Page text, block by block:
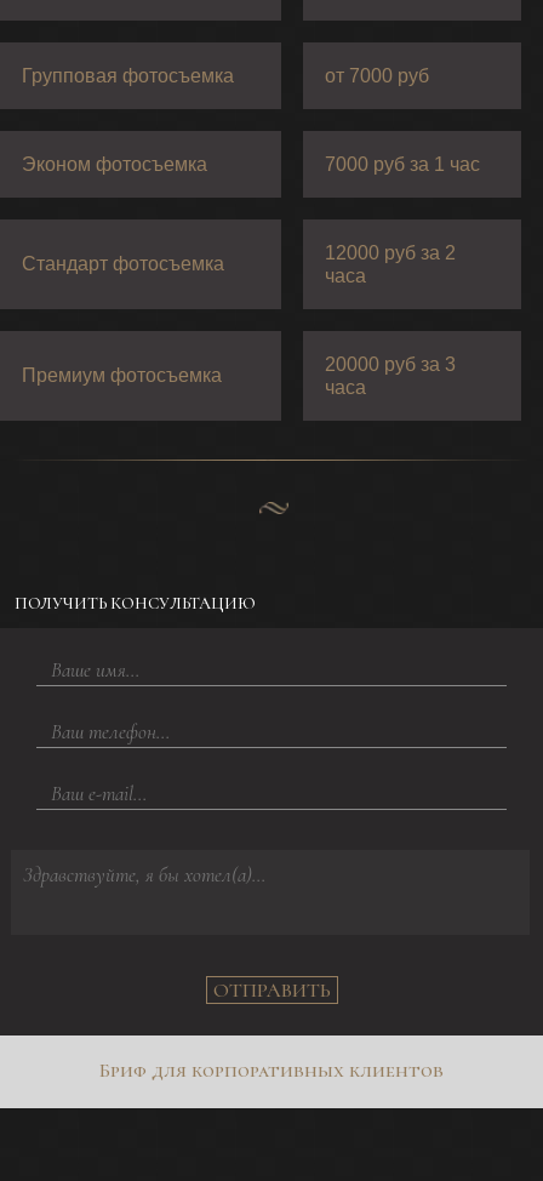
Групповая фотосъемка от 7000 руб
Эконом фотосъемка 7000 руб за 1 час
Стандарт фотосъемка
12000 руб за 2
часа
Премиум фотосъемка
20000 руб за 3
часа
ПОЛУЧИТЬ КОНСУЛЬТАЦИЮ
ОТПРАВИТЬ
Бриф для корпоративных клиентов